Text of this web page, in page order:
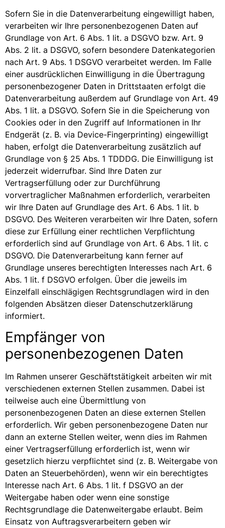
Sofern Sie in die Datenverarbeitung eingewilligt haben,
verarbeiten wir Ihre personenbezogenen Daten auf
Grundlage von Art. 6 Abs. 1 lit. a DSGVO bzw. Art. 9
Abs. 2 lit. a DSGVO, sofern besondere Datenkategorien
nach Art. 9 Abs. 1 DSGVO verarbeitet werden. Im Falle
einer ausdrücklichen Einwilligung in die Übertragung
personenbezogener Daten in Drittstaaten erfolgt die
Datenverarbeitung außerdem auf Grundlage von Art. 49
Abs. 1 lit. a DSGVO. Sofern Sie in die Speicherung von
Cookies oder in den Zugriff auf Informationen in Ihr
Endgerät (z. B. via Device-Fingerprinting) eingewilligt
haben, erfolgt die Datenverarbeitung zusätzlich auf
Grundlage von § 25 Abs. 1 TDDDG. Die Einwilligung ist
jederzeit widerrufbar. Sind Ihre Daten zur
Vertragserfüllung oder zur Durchführung
vorvertraglicher Maßnahmen erforderlich, verarbeiten
wir Ihre Daten auf Grundlage des Art. 6 Abs. 1 lit. b
DSGVO. Des Weiteren verarbeiten wir Ihre Daten, sofern
diese zur Erfüllung einer rechtlichen Verpflichtung
erforderlich sind auf Grundlage von Art. 6 Abs. 1 lit. c
DSGVO. Die Datenverarbeitung kann ferner auf
Grundlage unseres berechtigten Interesses nach Art. 6
Abs. 1 lit. f DSGVO erfolgen. Über die jeweils im
Einzelfall einschlägigen Rechtsgrundlagen wird in den
folgenden Absätzen dieser Datenschutzerklärung
informiert.
Empfänger von
personenbezogenen Daten
Im Rahmen unserer Geschäftstätigkeit arbeiten wir mit
verschiedenen externen Stellen zusammen. Dabei ist
teilweise auch eine Übermittlung von
personenbezogenen Daten an diese externen Stellen
erforderlich. Wir geben personenbezogene Daten nur
dann an externe Stellen weiter, wenn dies im Rahmen
einer Vertragserfüllung erforderlich ist, wenn wir
gesetzlich hierzu verpflichtet sind (z. B. Weitergabe von
Daten an Steuerbehörden), wenn wir ein berechtigtes
Interesse nach Art. 6 Abs. 1 lit. f DSGVO an der
Weitergabe haben oder wenn eine sonstige
Rechtsgrundlage die Datenweitergabe erlaubt. Beim
Einsatz von Auftragsverarbeitern geben wir